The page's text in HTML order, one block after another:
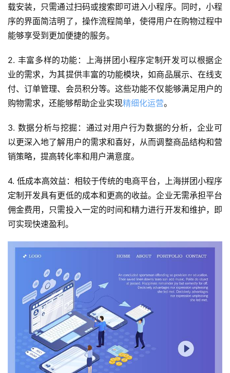
载安装，只需通过扫码或搜索即可进入小程序。同时，小程
序的界面简洁明了，操作流程简单，使得用户在购物过程中
能够享受到更加便捷的服务。
2. 丰富多样的功能：上海拼团小程序定制开发可以根据企
业的需求，为其提供丰富的功能模块，如商品展示、在线支
付、订单管理、会员积分等。这些功能不仅能够满足用户的
购物需求，还能够帮助企业实现精细化运营。
3. 数据分析与挖掘：通过对用户行为数据的分析，企业可
以更深入地了解用户的需求和喜好，从而调整商品结构和营
销策略，提高转化率和用户满意度。
4. 低成本高效益：相较于传统的电商平台，上海拼团小程序
定制开发具有更低的成本和更高的收益。企业无需承担平台
佣金费用，只需投入一定的时间和精力进行开发和维护，即
可实现快速盈利。